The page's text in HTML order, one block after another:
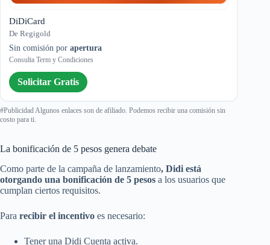
DiDiCard
De Regigold
Sin comisión por apertura
Consulta Term y Condiciones
Solicitar Gratis
#Publicidad Algunos enlaces son de afiliado. Podemos recibir una comisión sin
costo para ti.
La bonificación de 5 pesos genera debate
Como parte de la campaña de lanzamiento, Didi está
otorgando una bonificación de 5 pesos a los usuarios que
cumplan ciertos requisitos.
Para recibir el incentivo es necesario:
Tener una Didi Cuenta activa.